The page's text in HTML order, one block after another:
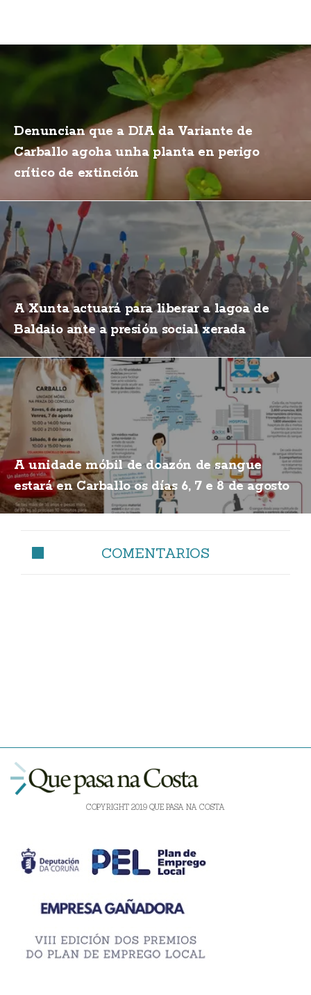
Denuncian que a DIA da Variante de
Carballo agoha unha planta en perigo
crítico de extinción
A Xunta actuará para liberar a lagoa de
Baldaio ante a presión social xerada
A unidade móbil de doazón de sangue
estará en Carballo os días 6, 7 e 8 de agosto
COMENTARIOS
COPYRIGHT 2019 QUE PASA NA COSTA